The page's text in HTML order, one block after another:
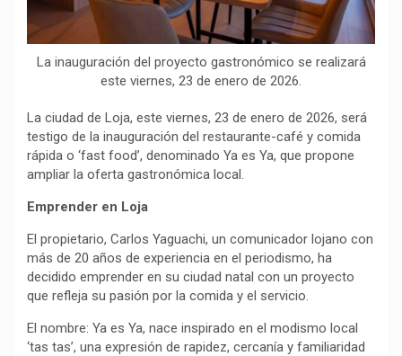
La inauguración del proyecto gastronómico se realizará
este viernes, 23 de enero de 2026.
La ciudad de Loja, este viernes, 23 de enero de 2026, será
testigo de la inauguración del restaurante-café y comida
rápida o ‘fast food’, denominado Ya es Ya, que propone
ampliar la oferta gastronómica local.
Emprender en Loja
El propietario, Carlos Yaguachi, un comunicador lojano con
más de 20 años de experiencia en el periodismo, ha
decidido emprender en su ciudad natal con un proyecto
que refleja su pasión por la comida y el servicio.
El nombre: Ya es Ya, nace inspirado en el modismo local
‘tas tas’, una expresión de rapidez, cercanía y familiaridad